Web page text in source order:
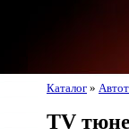
Каталог »
TV